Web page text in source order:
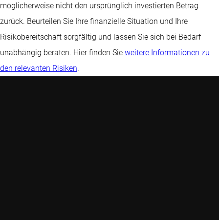
möglicherweise nicht den ursprünglich investierten Betrag
zurück. Beurteilen Sie Ihre finanzielle Situation und Ihre
Risikobereitschaft sorgfältig und lassen Sie sich bei Bedarf
unabhängig beraten. Hier finden Sie weitere Informationen zu
den relevanten Risiken.